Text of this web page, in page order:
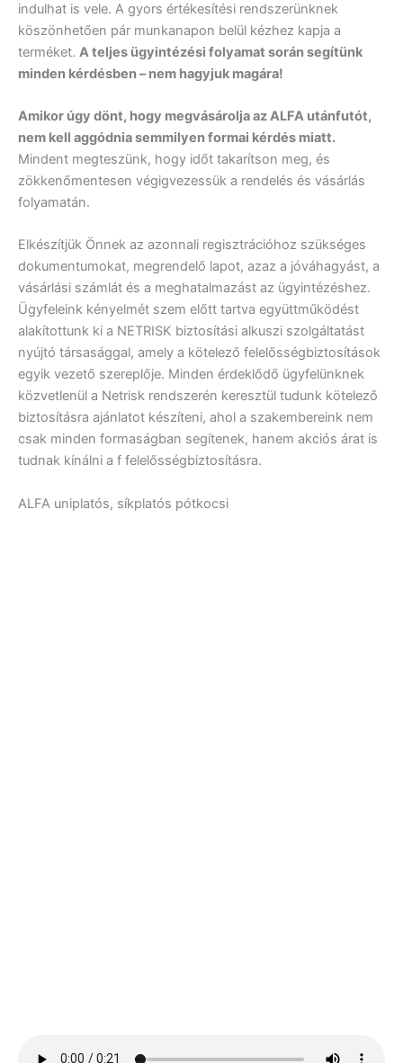
indulhat is vele. A gyors értékesítési rendszerünknek
köszönhetően pár munkanapon belül kézhez kapja a
terméket. A teljes ügyintézési folyamat során segítünk
minden kérdésben – nem hagyjuk magára!
Amikor úgy dönt, hogy megvásárolja az ALFA utánfutót,
nem kell aggódnia semmilyen formai kérdés miatt.
Mindent megteszünk, hogy időt takarítson meg, és
zökkenőmentesen végigvezessük a rendelés és vásárlás
folyamatán.
Elkészítjük Önnek az azonnali regisztrációhoz szükséges
dokumentumokat, megrendelő lapot, azaz a jóváhagyást, a
vásárlási számlát és a meghatalmazást az ügyintézéshez.
Ügyfeleink kényelmét szem előtt tartva együttműködést
alakítottunk ki a NETRISK biztosítási alkuszi szolgáltatást
nyújtó társasággal, amely a kötelező felelősségbiztosítások
egyik vezető szereplője. Minden érdeklődő ügyfelünknek
közvetlenül a Netrisk rendszerén keresztül tudunk kötelező
biztosításra ajánlatot készíteni, ahol a szakembereink nem
csak minden formaságban segítenek, hanem akciós árat is
tudnak kínálni a f felelősségbiztosításra.
ALFA uniplatós, síkplatós pótkocsi